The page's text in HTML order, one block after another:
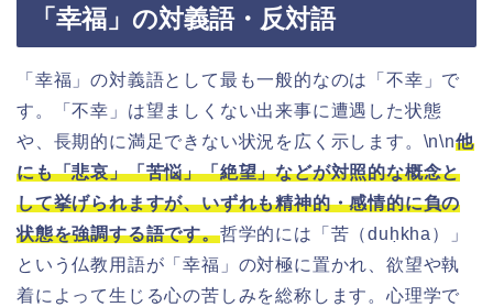
「幸福」の対義語・反対語
「幸福」の対義語として最も一般的なのは「不幸」で
す。「不幸」は望ましくない出来事に遭遇した状態
や、長期的に満足できない状況を広く示します。\n\n他
にも「悲哀」「苦悩」「絶望」などが対照的な概念と
して挙げられますが、いずれも精神的・感情的に負の
状態を強調する語です。哲学的には「苦（duḥkha）」
という仏教用語が「幸福」の対極に置かれ、欲望や執
着によって生じる心の苦しみを総称します。心理学で